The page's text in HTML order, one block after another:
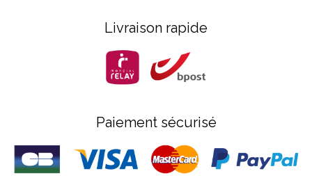
Livraison rapide
Paiement sécurisé